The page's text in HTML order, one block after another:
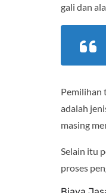
gali dan
Pemilihan
adalah
masing
Selain itu
proses